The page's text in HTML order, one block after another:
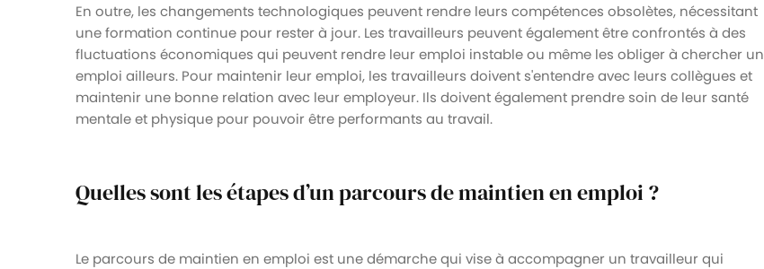
En outre, les changements technologiques peuvent rendre leurs compétences obsolètes, nécessitant
une formation continue pour rester à jour. Les travailleurs peuvent également être confrontés à des
fluctuations économiques qui peuvent rendre leur emploi instable ou même les obliger à chercher un
emploi ailleurs. Pour maintenir leur emploi, les travailleurs doivent s'entendre avec leurs collègues et
maintenir une bonne relation avec leur employeur. Ils doivent également prendre soin de leur santé
mentale et physique pour pouvoir être performants au travail.
Quelles sont les étapes d’un parcours de maintien en emploi ?
Le parcours de maintien en emploi est une démarche qui vise à accompagner un travailleur qui